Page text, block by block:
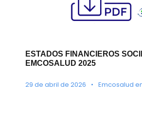
ESTADOS FINANCIEROS
EMCOSALUD 2025
29 de abril de 2026 • Emcosalud